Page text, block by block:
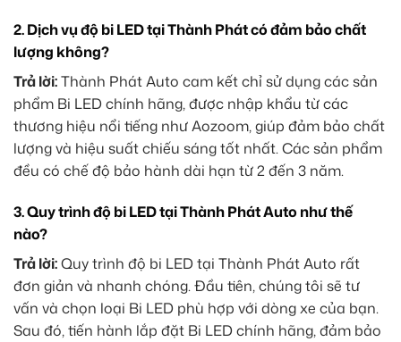
2.Dịch vụ độ bi LED tại Thành Phát có đảm bảo chất
lượng không?
Trả lời:Thành Phát Auto cam kết chỉ sử dụng các sản
phẩm Bi LED chính hãng, được nhập khẩu từ các
thương hiệu nổi tiếng như Aozoom, giúp đảm bảo chất
lượng và hiệu suất chiếu sáng tốt nhất. Các sản phẩm
đều có chế độ bảo hành dài hạn từ 2 đến 3 năm.
3.Quy trình độ bi LED tại Thành Phát Auto như thế
nào?
Trả lời:Quy trình độ bi LED tại Thành Phát Auto rất
đơn giản và nhanh chóng. Đầu tiên, chúng tôi sẽ tư
vấn và chọn loại Bi LED phù hợp với dòng xe của bạn.
Sau đó, tiến hành lắp đặt Bi LED chính hãng, đảm bảo